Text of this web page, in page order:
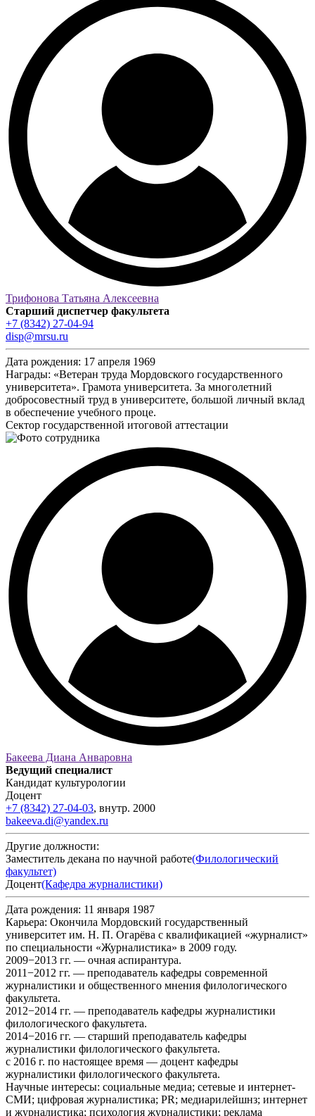
Трифонова Татьяна Алексеевна
Старший диспетчер факультета
+7 (8342) 27-04-94
disp@mrsu.ru
Дата рождения: 17 апреля 1969
Награды: «Ветеран труда Мордовского государственного
университета». Грамота университета. За многолетний
добросовестный труд в университете, большой личный вклад
в обеспечение учебного проце.
Сектор государственной итоговой аттестации
Бакеева Диана Анваровна
Ведущий специалист
Кандидат культурологии
Доцент
+7 (8342) 27-04-03, внутр. 2000
bakeeva.di@yandex.ru
Другие должности:
Заместитель декана по научной работе(Филологический
факультет)
Доцент(Кафедра журналистики)
Дата рождения: 11 января 1987
Карьера: Окончила Мордовский государственный
университет им. Н. П. Огарёва с квалификацией «журналист»
по специальности «Журналистика» в 2009 году.
2009−2013 гг. — очная аспирантура.
2011−2012 гг. — преподаватель кафедры современной
журналистики и общественного мнения филологического
факультета.
2012−2014 гг. — преподаватель кафедры журналистики
филологического факультета.
2014−2016 гг. — старший преподаватель кафедры
журналистики филологического факультета.
с 2016 г. по настоящее время — доцент кафедры
журналистики филологического факультета.
Научные интересы: социальные медиа; сетевые и интернет-
СМИ; цифровая журналистика; PR; медиарилейшнз; интернет
и журналистика; психология журналистики; реклама